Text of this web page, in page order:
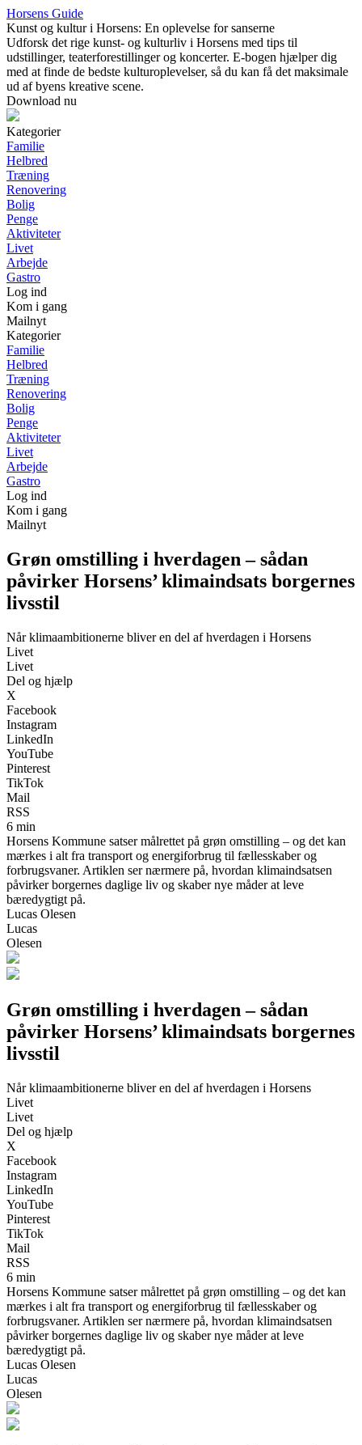
Horsens Guide
Kunst og kultur i Horsens: En oplevelse for sanserne
Udforsk det rige kunst- og kulturliv i Horsens med tips til
udstillinger, teaterforestillinger og koncerter. E-bogen hjælper dig
med at finde de bedste kulturoplevelser, så du kan få det maksimale
ud af byens kreative scene.
Download nu
Kategorier
Familie
Helbred
Træning
Renovering
Bolig
Penge
Aktiviteter
Livet
Arbejde
Gastro
Log ind
Kom i gang
Mailnyt
Kategorier
Familie
Helbred
Træning
Renovering
Bolig
Penge
Aktiviteter
Livet
Arbejde
Gastro
Log ind
Kom i gang
Mailnyt
Grøn omstilling i hverdagen – sådan
påvirker Horsens’ klimaindsats borgernes
livsstil
Når klimaambitionerne bliver en del af hverdagen i Horsens
Livet
Livet
Del og hjælp
X
Facebook
Instagram
LinkedIn
YouTube
Pinterest
TikTok
Mail
RSS
6 min
Horsens Kommune satser målrettet på grøn omstilling – og det kan
mærkes i alt fra transport og energiforbrug til fællesskaber og
forbrugsvaner. Artiklen ser nærmere på, hvordan klimaindsatsen
påvirker borgernes daglige liv og skaber nye måder at leve
bæredygtigt på.
Lucas Olesen
Lucas
Olesen
Grøn omstilling i hverdagen – sådan
påvirker Horsens’ klimaindsats borgernes
livsstil
Når klimaambitionerne bliver en del af hverdagen i Horsens
Livet
Livet
Del og hjælp
X
Facebook
Instagram
LinkedIn
YouTube
Pinterest
TikTok
Mail
RSS
6 min
Horsens Kommune satser målrettet på grøn omstilling – og det kan
mærkes i alt fra transport og energiforbrug til fællesskaber og
forbrugsvaner. Artiklen ser nærmere på, hvordan klimaindsatsen
påvirker borgernes daglige liv og skaber nye måder at leve
bæredygtigt på.
Lucas Olesen
Lucas
Olesen